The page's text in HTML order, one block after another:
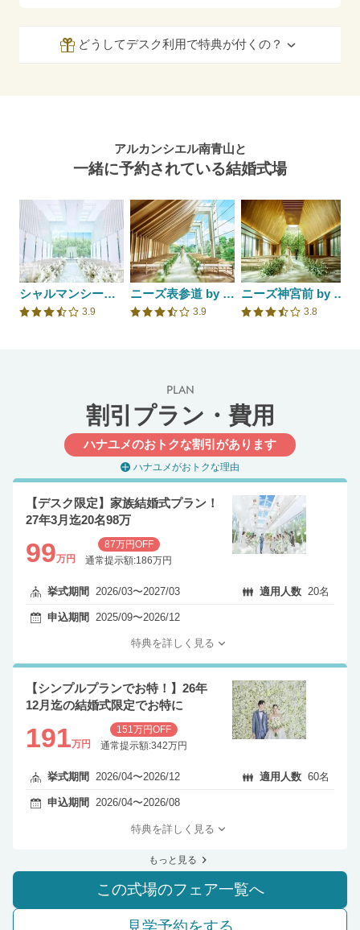
どうしてデスク利用で特典が付くの？
アルカンシエル南青山と
一緒に予約されている結婚式場
シャルマンシーナTOKYO
口コミ評価
3.9
ニーズ表参道 by T&G WEDDING(旧 表参道TERRACE)
口コミ評価
3.9
ニーズ神宮前 by T&G WEDDING(旧 アルモニーソルーナ表参道)
口コミ評価
3.8
PLAN
割引プラン・費用
ハナユメのおトクな割引があります
ハナユメがおトクな理由
【デスク限定】家族結婚式プラン！
27年3月迄20名98万
99万円
87万円OFF
通常提示額:186万円
挙式期間 2026/03〜2027/03 適用人数 20名
申込期間 2025/09〜2026/12
特典を詳しく見る
【シンプルプランでお特！】26年
12月迄の結婚式限定でお特に
191万円
151万円OFF
通常提示額:342万円
挙式期間 2026/04〜2026/12 適用人数 60名
申込期間 2026/04〜2026/08
特典を詳しく見る
もっと見る
この式場のフェア一覧へ
見学予約をする